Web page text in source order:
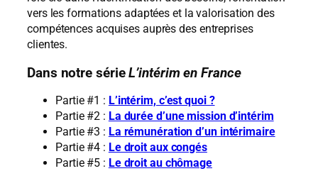
vers les formations adaptées et la valorisation des
compétences acquises auprès des entreprises
clientes.
Dans notre sérieL’intérim en France
Partie #1 : L’intérim, c’est quoi ?
Partie #2 : La durée d’une mission d’intérim
Partie #3 : La rémunération d’un intérimaire
Partie #4 : Le droit aux congés
Partie #5 : Le droit au chômage